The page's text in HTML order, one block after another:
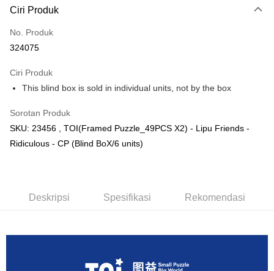
Hanya menyokong Maybank, CIMB Bank, Public Bank, RHB Bank, Hong
Boost
GrabPay
Rumah penghantaran
Rumah penghantaran
Ciri Produk
No. Produk
324075
Ciri Produk
This blind box is sold in individual units, not by the box
Sorotan Produk
SKU: 23456 , TOI(Framed Puzzle_49PCS X2) - Lipu Friends -
Ridiculous - CP (Blind BoX/6 units)
Deskripsi Spesifikasi Rekomendasi